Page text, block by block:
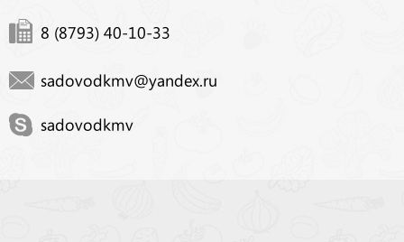
8 (8793) 40-10-33
sadovodkmv@yandex.ru
sadovodkmv